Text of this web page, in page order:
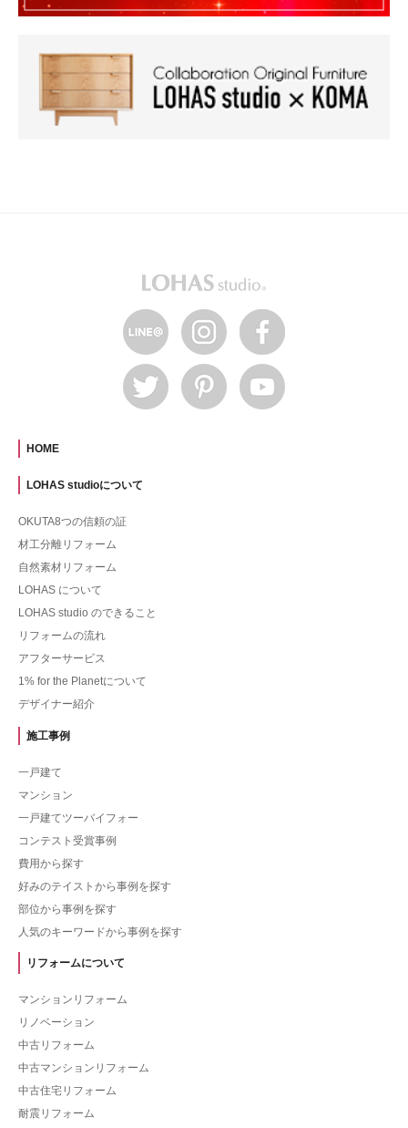
HOME
LOHAS studioについて
OKUTA8つの信頼の証
材工分離リフォーム
自然素材リフォーム
LOHAS について
LOHAS studio のできること
リフォームの流れ
アフターサービス
1% for the Planetについて
デザイナー紹介
施工事例
一戸建て
マンション
一戸建てツーバイフォー
コンテスト受賞事例
費用から探す
好みのテイストから事例を探す
部位から事例を探す
人気のキーワードから事例を探す
リフォームについて
マンションリフォーム
リノベーション
中古リフォーム
中古マンションリフォーム
中古住宅リフォーム
耐震リフォーム